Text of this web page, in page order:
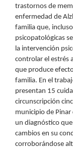
trastornos de
enfermedad de
familia que,
psicopatológicas
la intervención
controlar el estrés
que produce
familia. En el
presentan 15
circunscripción
municipio de Pinar
un diagnóstico
cambios en su
corroborándose